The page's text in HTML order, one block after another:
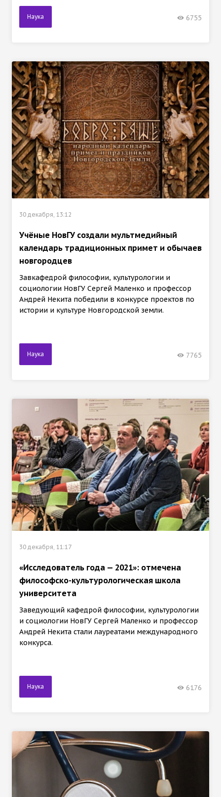
Наука 6755
30 декабря, 13:12
Учёные НовГУ создали мультмедийный
календарь традиционных примет и обычаев
новгородцев
Завкафедрой философии, культурологии и
социологии НовГУ Сергей Маленко и профессор
Андрей Некита победили в конкурсе проектов по
истории и культуре Новгородской земли.
Наука 7765
30 декабря, 11:17
«Исследователь года — 2021»: отмечена
философско-культурологическая школа
университета
Заведующий кафедрой философии, культурологии
и социологии НовГУ Сергей Маленко и профессор
Андрей Некита стали лауреатами международного
конкурса.
Наука 6176